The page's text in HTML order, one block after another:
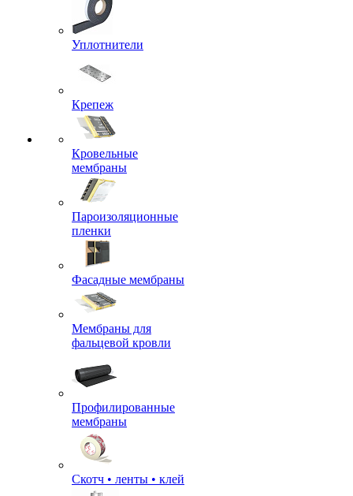
Уплотнители
Крепеж
Кровельные
мембраны
Пароизоляционные
пленки
Фасадные мембраны
Мембраны для
фальцевой кровли
Профилированные
мембраны
Скотч • ленты • клей